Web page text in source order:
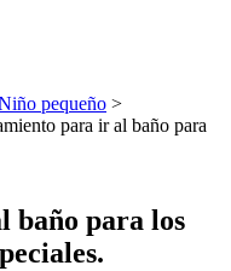
pequeño >
para ir al baño para
baño para los